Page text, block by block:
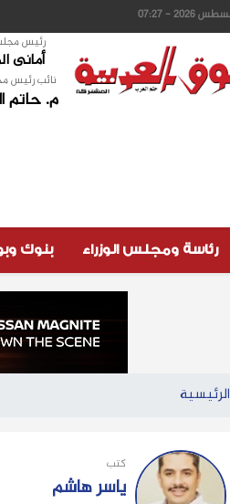
رئيس
أمانى
نائب رئيس
م. حاتم
رئاسة ومجلس الوزراء بنوك
الرئيسية
كتب
ياسر هاشم